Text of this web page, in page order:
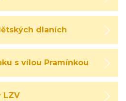
dlaních
s vílou Pramínkou
LZV